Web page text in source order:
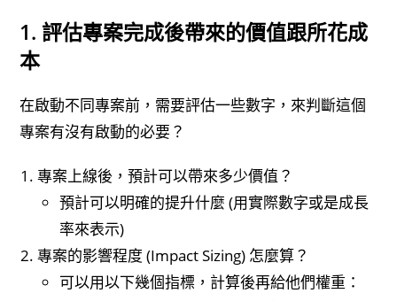
1. 評估專案完成後帶來的價值跟所花成
本
在啟動不同專案前，需要評估一些數字，來判斷這個
專案有沒有啟動的必要？
專案上線後，預計可以帶來多少價值？
預計可以明確的提升什麼 (用實際數字或是成長
率來表示)
專案的影響程度 (Impact Sizing) 怎麼算？
可以用以下幾個指標，計算後再給他們權重：